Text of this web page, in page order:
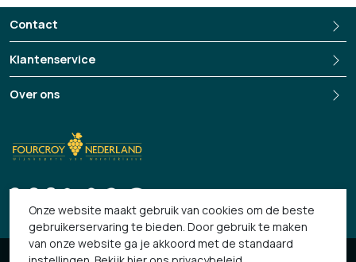
https://www.bottegaspa.com/en/
Contact
Klantenservice
Over ons
© 2026 Fourcroy
Onze website maakt gebruik van cookies om de beste
gebruikerservaring te bieden. Door gebruik te maken
van onze website ga je akkoord met de standaard